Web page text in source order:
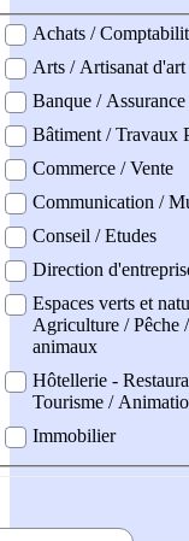
professionel
Achats /
Arts / Artisanat d'art
Banque / Assurance
Bâtiment / Travaux
Commerce / Vente
Communication /
Conseil / Etudes
Direction
Espaces verts et
Agriculture / Pêche
animaux
Hôtellerie -
Tourisme /
Immobilier